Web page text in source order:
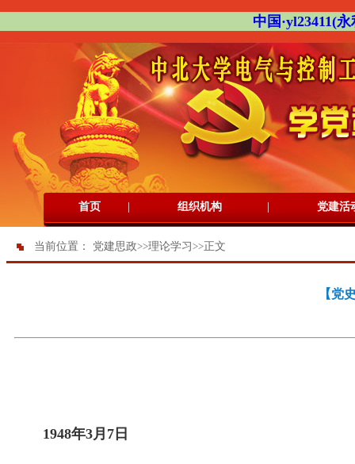
中国·yl23411(
首页 | 组织机构 | 党建活
当前位置： 党建思政>>理论学习 >>正文
【党
1948年3月7日